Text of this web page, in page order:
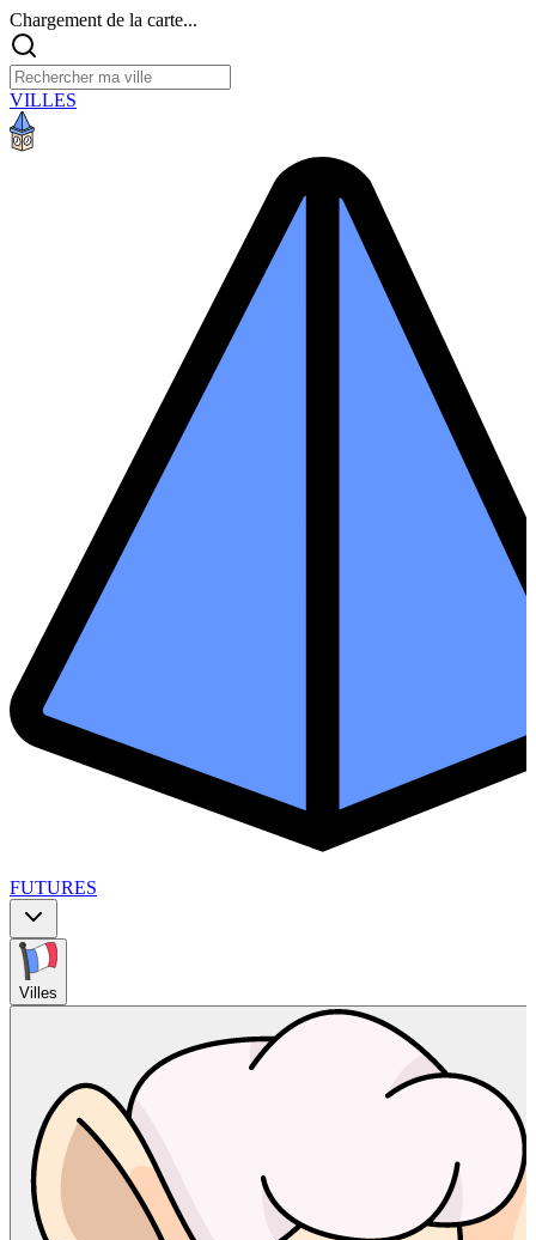
Chargement de la carte...
VILLES
FUTURES
Villes